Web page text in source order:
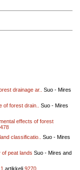
drainage ar..
Suo - Mires
forest drain..
Suo - Mires
effects of forest
classificatio..
Suo - Mires
peat lands Suo - Mires and
1 artikkeli 9270